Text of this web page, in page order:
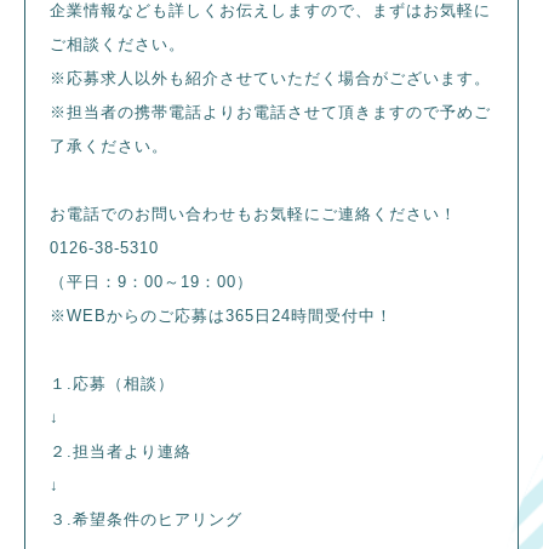
企業情報なども詳しくお伝えしますので、まずはお気軽に
ご相談ください。
※応募求人以外も紹介させていただく場合がございます。
※担当者の携帯電話よりお電話させて頂きますので予めご
了承ください。
お電話でのお問い合わせもお気軽にご連絡ください！
0126-38-5310
（平日：9：00～19：00）
※WEBからのご応募は365日24時間受付中！
１.応募（相談）
↓
２.担当者より連絡
↓
３.希望条件のヒアリング